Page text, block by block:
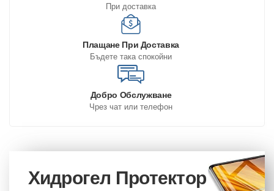
При доставка
Плащане При Доставка
Бъдете така спокойни
Добро Обслужване
Чрез чат или телефон
Хидрогел Протектор